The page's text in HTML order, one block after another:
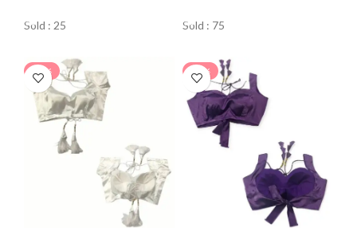
Sold : 25 Sold : 75
-22% -15%